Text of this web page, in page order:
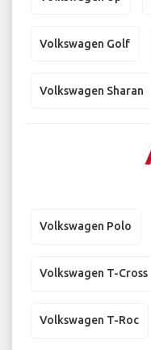
Volkswagen Golf
Volkswagen Sharan
Volkswagen Polo
Volkswagen T-Cross
Volkswagen T-Roc